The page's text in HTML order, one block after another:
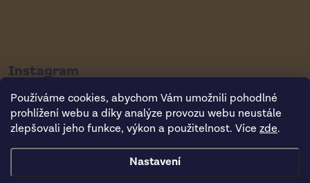
Používáme cookies, abychom Vám umožnili pohodlné
prohlížení webu a díky analýze provozu webu neustále
zlepšovali jeho funkce, výkon a použitelnost. Více zde.
Nastavení
Instagram